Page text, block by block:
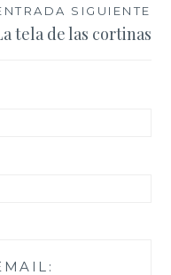
SIGUIENTE
tela de las cortinas